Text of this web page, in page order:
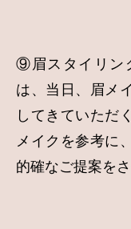
⑨眉スタイリン
は、当日、眉メ
してきていただ
メイクを参考に
的確なご提案を